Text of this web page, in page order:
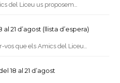
del Liceu us proposem…
21 d’agost (llista d’espera)
vos que els Amics del Liceu…
18 al 21 d’agost